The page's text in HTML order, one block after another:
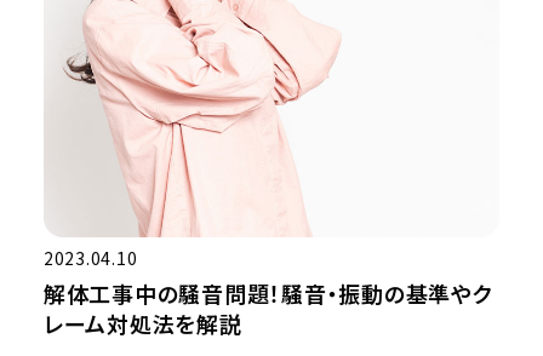
2023.04.10
解体工事中の騒音問題！騒音・振動の基準やク
レーム対処法を解説